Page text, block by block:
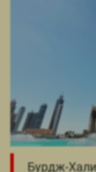
Бурдж-